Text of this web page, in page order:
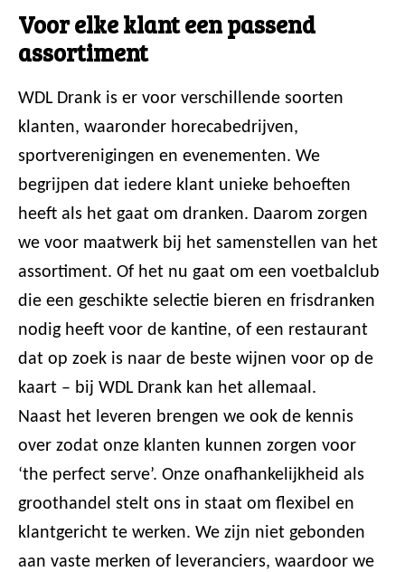
Voor elke klant een passend
assortiment
WDL Drank is er voor verschillende soorten
klanten, waaronder horecabedrijven,
sportverenigingen en evenementen. We
begrijpen dat iedere klant unieke behoeften
heeft als het gaat om dranken. Daarom zorgen
we voor maatwerk bij het samenstellen van het
assortiment. Of het nu gaat om een voetbalclub
die een geschikte selectie bieren en frisdranken
nodig heeft voor de kantine, of een restaurant
dat op zoek is naar de beste wijnen voor op de
kaart – bij WDL Drank kan het allemaal.
Naast het leveren brengen we ook de kennis
over zodat onze klanten kunnen zorgen voor
‘the perfect serve’. Onze onafhankelijkheid als
groothandel stelt ons in staat om flexibel en
klantgericht te werken. We zijn niet gebonden
aan vaste merken of leveranciers, waardoor we